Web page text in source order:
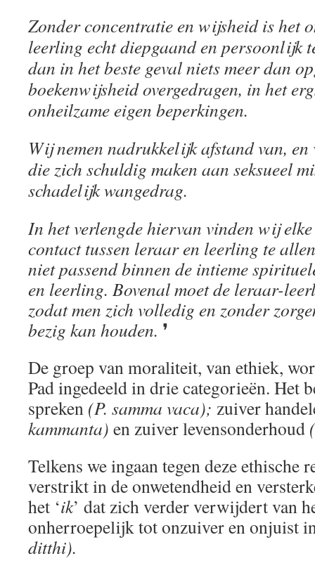
Zonder concentratie en wijsheid is het
leerling echt diepgaand en persoonlijk
dan in het beste geval niets meer dan
boekenwijsheid overgedragen, in het
onheilzame eigen beperkingen.
Wij nemen nadrukkelijk afstand van,
die zich schuldig maken aan seksueel
schadelijk wangedrag.
In het verlengde hiervan vinden wij
contact tussen leraar en leerling te
niet passend binnen de intieme
en leerling. Bovenal moet de leraar-
zodat men zich volledig en zonder
bezig kan houden. ❜
De groep van moraliteit, van ethiek,
Pad ingedeeld in drie categorieën. Het
spreken (P. samma vaca); zuiver
kammanta) en zuiver levensonderhoud
Telkens we ingaan tegen deze ethische
verstrikt in de onwetendheid en
het ‘ik’ dat zich verder verwijdert van
onherroepelijk tot onzuiver en onjuist
ditthi).